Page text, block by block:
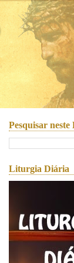
Pesquisar neste
Liturgia Diária